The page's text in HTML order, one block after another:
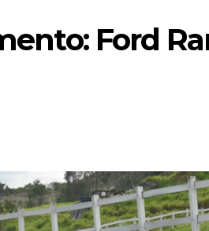
Ford